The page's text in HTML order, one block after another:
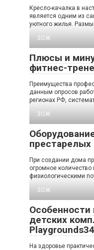
Кресло-качалка в
является одним из
уютного жилья.
ЗОЖ
Плюсы и
фитнес-
Преимущества
данным опросов
регионах РФ,
ЗОЖ
престарелых
При создании дома
огромное
физиологическими
ЗОЖ
детских
Playgrounds34
На здоровье